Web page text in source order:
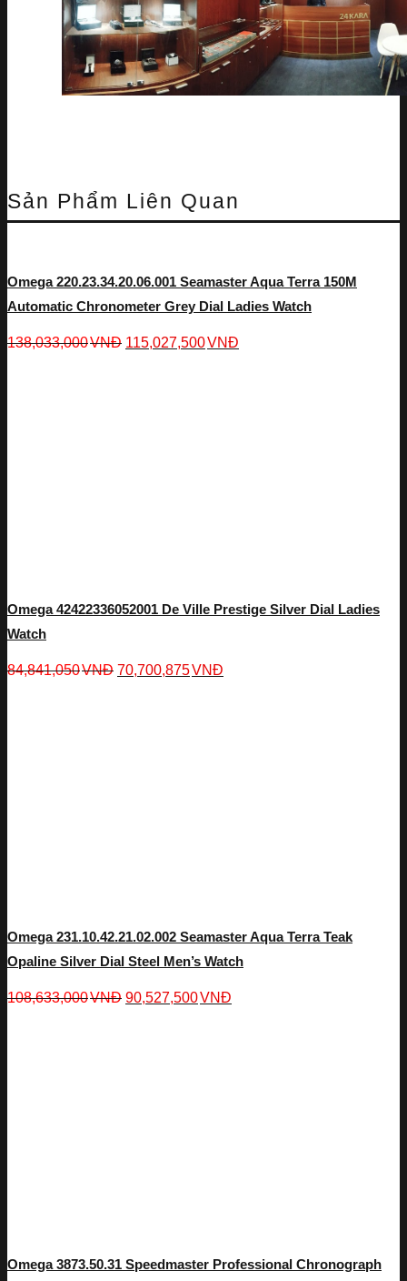
Sản Phẩm Liên Quan
Omega 220.23.34.20.06.001 Seamaster Aqua Terra 150M
Automatic Chronometer Grey Dial Ladies Watch
138,033,000VNĐ 115,027,500VNĐ
Omega 42422336052001 De Ville Prestige Silver Dial Ladies
Watch
84,841,050VNĐ 70,700,875VNĐ
Omega 231.10.42.21.02.002 Seamaster Aqua Terra Teak
Opaline Silver Dial Steel Men’s Watch
108,633,000VNĐ 90,527,500VNĐ
Omega 3873.50.31 Speedmaster Professional Chronograph